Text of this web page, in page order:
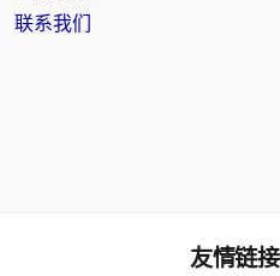
联系我们
友情链接